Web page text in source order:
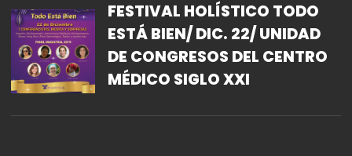
FESTIVAL HOLÍSTICO TODO
ESTÁ BIEN/ DIC. 22/ UNIDAD
DE CONGRESOS DEL CENTRO
MÉDICO SIGLO XXI